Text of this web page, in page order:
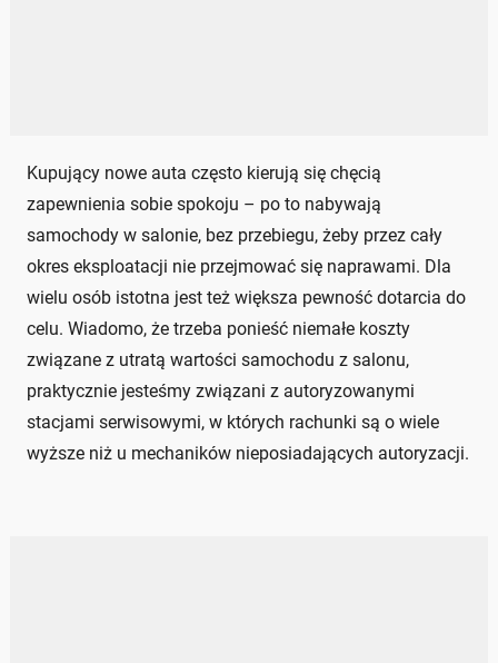
Kupujący nowe auta często kierują się chęcią
zapewnienia sobie spokoju – po to nabywają
samochody w salonie, bez przebiegu, żeby przez cały
okres eksploatacji nie przejmować się naprawami. Dla
wielu osób istotna jest też większa pewność dotarcia do
celu. Wiadomo, że trzeba ponieść niemałe koszty
związane z utratą wartości samochodu z salonu,
praktycznie jesteśmy związani z autoryzowanymi
stacjami serwisowymi, w których rachunki są o wiele
wyższe niż u mechaników nieposiadających autoryzacji.